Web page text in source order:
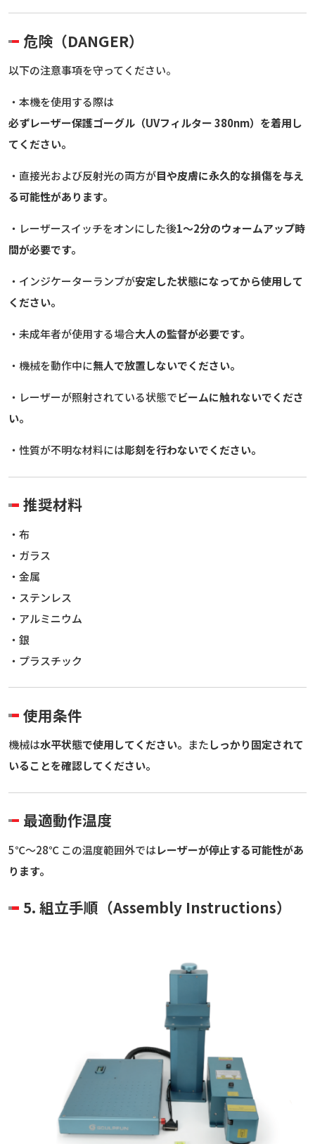
危険（DANGER）
以下の注意事項を守ってください。
・本機を使用する際は
必ずレーザー保護ゴーグル（UVフィルター 380nm）を着用し
てください。
・直接光および反射光の両方が目や皮膚に永久的な損傷を与え
る可能性があります。
・レーザースイッチをオンにした後1〜2分のウォームアップ時
間が必要です。
・インジケーターランプが安定した状態になってから使用して
ください。
・未成年者が使用する場合大人の監督が必要です。
・機械を動作中に無人で放置しないでください。
・レーザーが照射されている状態でビームに触れないでくださ
い。
・性質が不明な材料には彫刻を行わないでください。
推奨材料
・布
・ガラス
・金属
・ステンレス
・アルミニウム
・銀
・プラスチック
使用条件
機械は水平状態で使用してください。 またしっかり固定されて
いることを確認してください。
最適動作温度
5℃〜28℃ この温度範囲外ではレーザーが停止する可能性があ
ります。
5. 組立手順（Assembly Instructions）